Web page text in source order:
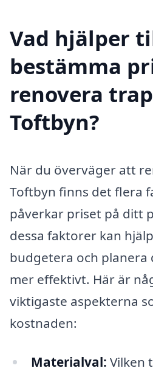
Vad hjälper
bestämma
renovera
Toftbyn?
När du överväger att
Toftbyn finns det flera
påverkar priset på ditt
dessa faktorer kan
budgetera och planera
mer effektivt. Här är
viktigaste aspekterna
kostnaden:
Materialval: Vilken